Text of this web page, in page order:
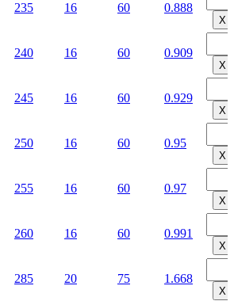
235 16 60 0.888
Х
240 16 60 0.909
Х
245 16 60 0.929
Х
250 16 60 0.95
Х
255 16 60 0.97
Х
260 16 60 0.991
Х
285 20 75 1.668
Х